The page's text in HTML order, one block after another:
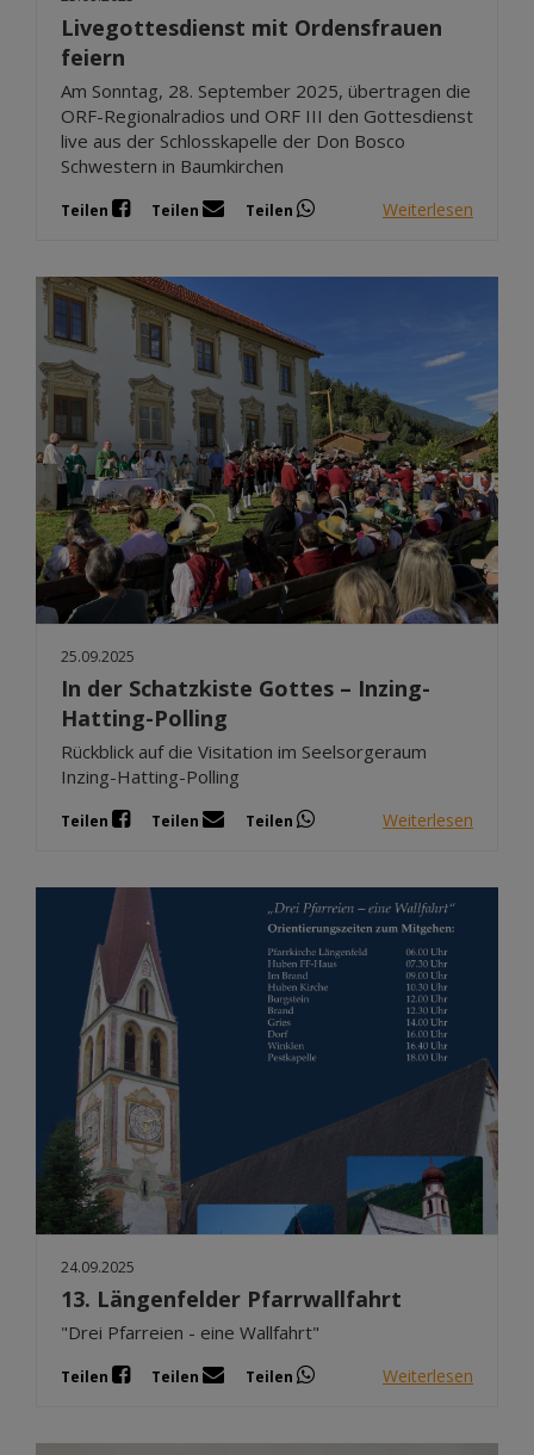
Livegottesdienst mit Ordensfrauen
feiern
Am Sonntag, 28. September 2025, übertragen die
ORF-Regionalradios und ORF III den Gottesdienst
live aus der Schlosskapelle der Don Bosco
Schwestern in Baumkirchen
Teilen Teilen Teilen Weiterlesen
25.09.2025
In der Schatzkiste Gottes – Inzing-
Hatting-Polling
Rückblick auf die Visitation im Seelsorgeraum
Inzing-Hatting-Polling
Teilen Teilen Teilen Weiterlesen
24.09.2025
13. Längenfelder Pfarrwallfahrt
"Drei Pfarreien - eine Wallfahrt"
Teilen Teilen Teilen Weiterlesen